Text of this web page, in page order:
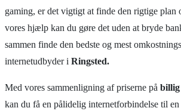
gaming, er det vigtigt at finde den rigtige plan
vores hjælp kan du gøre det uden at bryde
sammen finde den bedste og mest
internetudbyder i Ringsted.
Med vores sammenligning af priserne på
kan du få en pålidelig internetforbindelse til